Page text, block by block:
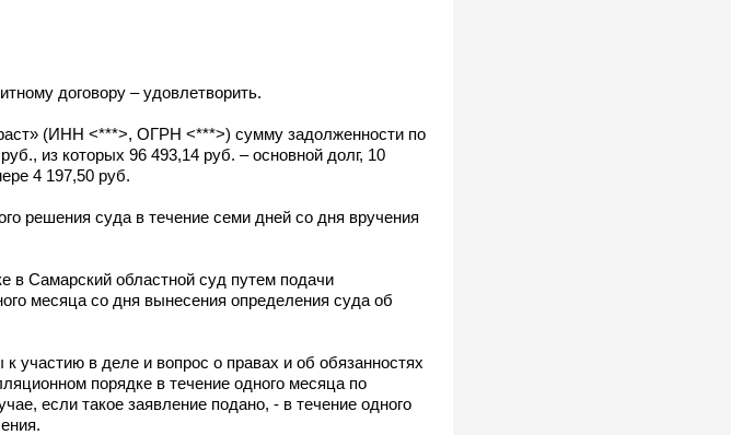
договору – удовлетворить.
(ИНН <***>, ОГРН <***>) сумму задолженности по
из которых 96 493,14 руб. – основной долг, 10
4 197,50 руб.
решения суда в течение семи дней со дня вручения
в Самарский областной суд путем подачи
месяца со дня вынесения определения суда об
в деле и вопрос о правах и об обязанностях
порядке в течение одного месяца по
если такое заявление подано, - в течение одного